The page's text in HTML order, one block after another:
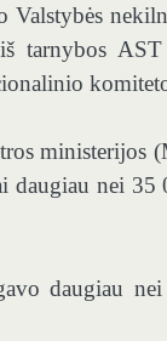
Valstybės
tarnybos
ministerijos
nei 35
daugiau